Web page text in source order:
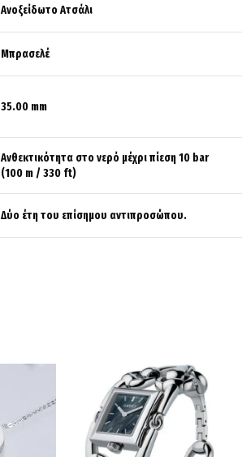
Ανοξείδωτο Ατσάλι
Μπρασελέ
35.00 mm
Ανθεκτικότητα στο νερό μέχρι πίεση 10 bar
(100 m / 330 ft)
Δύο έτη του επίσημου αντιπροσώπου.